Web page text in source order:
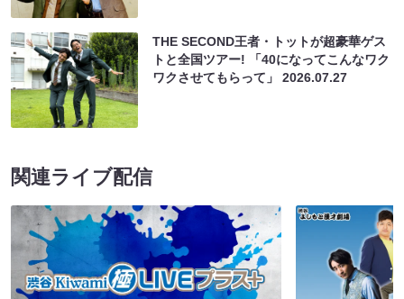
THE SECOND王者・トットが超豪華ゲス
トと全国ツアー! 「40になってこんなワク
ワクさせてもらって」2026.07.27
関連ライブ配信